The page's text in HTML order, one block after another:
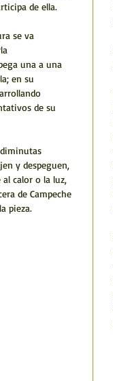
de ella.
se va
una a una
en su
de su
y despeguen,
calor o la luz,
de Campeche
pieza.